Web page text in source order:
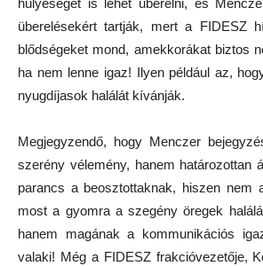
hülyeséget is lehet überelni, és
überelésekért tartják, mert a FIDESZ
blődségeket mond, amekkorákat biztos
ha nem lenne igaz! Ilyen például az,
nyugdíjasok halálát kívánják.
Megjegyzendő, hogy Menczer
szerény vélemény, hanem határozottan
parancs a beosztottaknak, hiszen nem
most a gyomra a szegény öregek
hanem magának a kommunikációs
valaki! Még a FIDESZ frakcióvezetője,